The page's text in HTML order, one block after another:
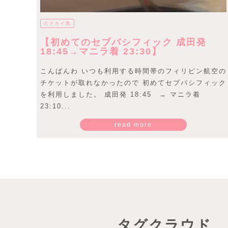
ボラカイ島
【初めてのセブパシフィック 成田発
18:45→マニラ着 23:30】
こんばんわ いつも利用する時間帯のフィリピン航空の
チケットが取れなかったので 初めてセブパシフィック
を利用しました。 成田発 18:45 → マニラ着
23:10...
read more